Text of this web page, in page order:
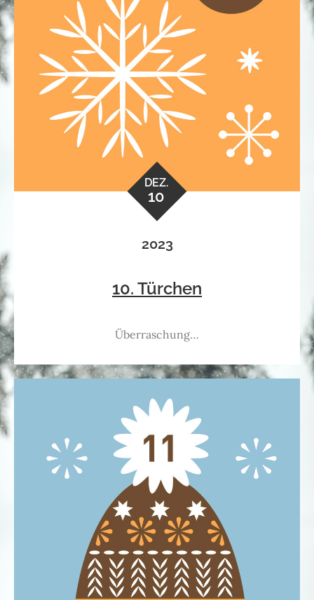
DEZ.
10
2023
10. Türchen
Überraschung…